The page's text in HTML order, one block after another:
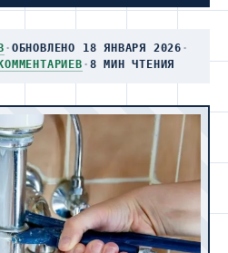
· ОБНОВЛЕНО 18 ЯНВАРЯ 2026 ·
· 8 МИН ЧТЕНИЯ